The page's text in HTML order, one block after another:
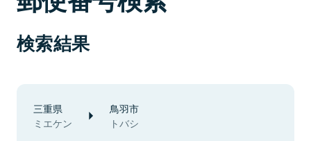
検索結果
三重県
ミエケン
鳥羽市
トバシ